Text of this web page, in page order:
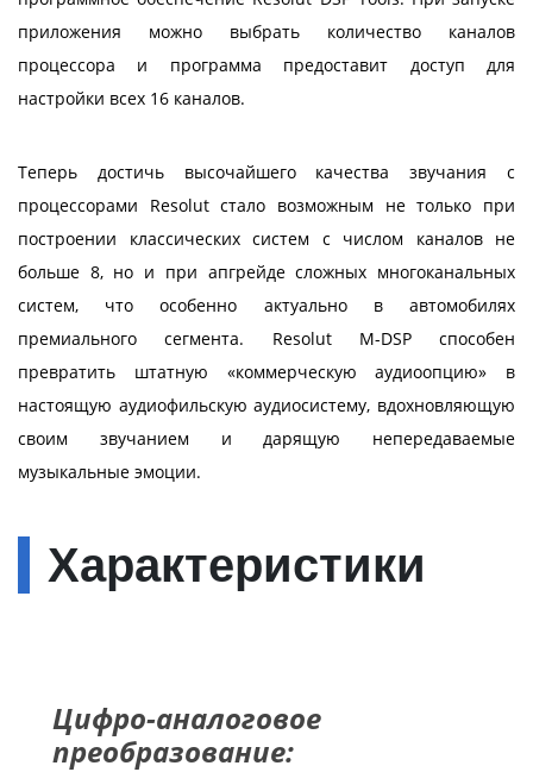
приложения можно выбрать количество каналов
процессора и программа предоставит доступ для
настройки всех 16 каналов.
Теперь достичь высочайшего качества звучания с
процессорами Resolut стало возможным не только при
построении классических систем с числом каналов не
больше 8, но и при апгрейде сложных многоканальных
систем, что особенно актуально в автомобилях
премиального сегмента. Resolut М-DSP способен
превратить штатную «коммерческую аудиоопцию» в
настоящую аудиофильскую аудиосистему, вдохновляющую
своим звучанием и дарящую непередаваемые
музыкальные эмоции.
Характеристики
Цифро-аналоговое
преобразование: